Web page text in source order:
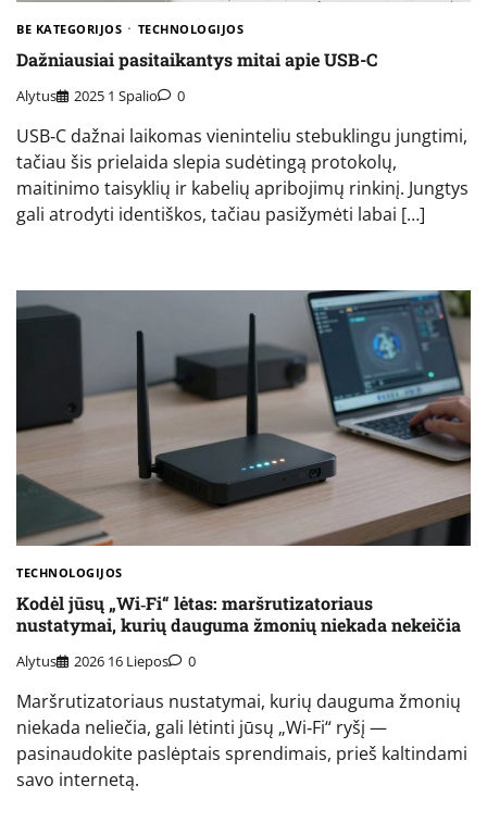
BE KATEGORIJOS TECHNOLOGIJOS
Dažniausiai pasitaikantys mitai apie USB-C
Alytus 2025 1 Spalio 0
USB‑C dažnai laikomas vieninteliu stebuklingu jungtimi,
tačiau šis prielaida slepia sudėtingą protokolų,
maitinimo taisyklių ir kabelių apribojimų rinkinį. Jungtys
gali atrodyti identiškos, tačiau pasižymėti labai […]
TECHNOLOGIJOS
Kodėl jūsų „Wi‑Fi“ lėtas: maršrutizatoriaus
nustatymai, kurių dauguma žmonių niekada nekeičia
Alytus 2026 16 Liepos 0
Maršrutizatoriaus nustatymai, kurių dauguma žmonių
niekada neliečia, gali lėtinti jūsų „Wi‑Fi“ ryšį —
pasinaudokite paslėptais sprendimais, prieš kaltindami
savo internetą.